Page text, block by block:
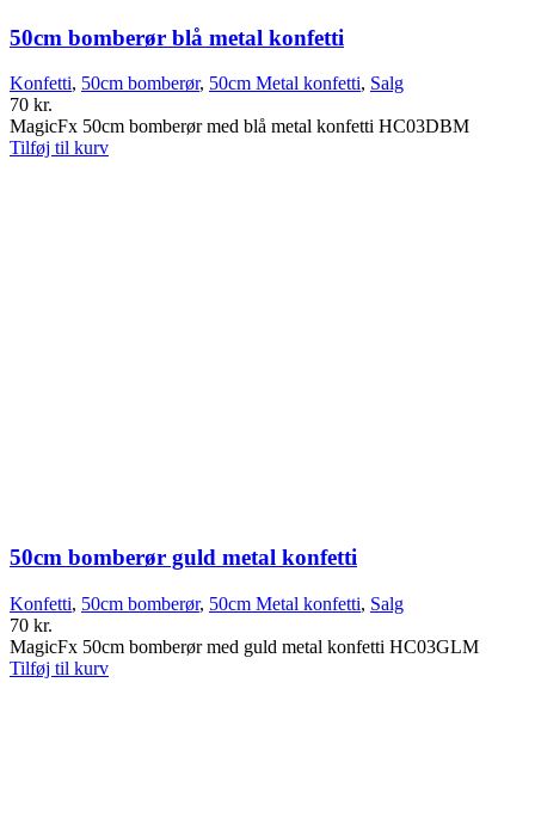
50cm bomberør blå metal konfetti
Konfetti, 50cm bomberør, 50cm Metal konfetti, Salg
70 kr.
MagicFx 50cm bomberør med blå metal konfetti HC03DBM
Tilføj til kurv
50cm bomberør guld metal konfetti
Konfetti, 50cm bomberør, 50cm Metal konfetti, Salg
70 kr.
MagicFx 50cm bomberør med guld metal konfetti HC03GLM
Tilføj til kurv